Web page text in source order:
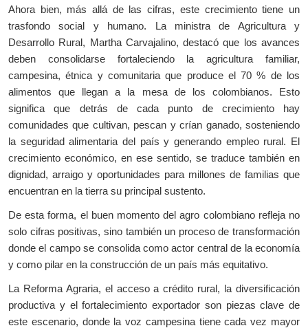
Ahora bien, más allá de las cifras, este crecimiento tiene un
trasfondo social y humano. La ministra de Agricultura y
Desarrollo Rural, Martha Carvajalino, destacó que los avances
deben consolidarse fortaleciendo la agricultura familiar,
campesina, étnica y comunitaria que produce el 70 % de los
alimentos que llegan a la mesa de los colombianos. Esto
significa que detrás de cada punto de crecimiento hay
comunidades que cultivan, pescan y crían ganado, sosteniendo
la seguridad alimentaria del país y generando empleo rural. El
crecimiento económico, en ese sentido, se traduce también en
dignidad, arraigo y oportunidades para millones de familias que
encuentran en la tierra su principal sustento.
De esta forma, el buen momento del agro colombiano refleja no
solo cifras positivas, sino también un proceso de transformación
donde el campo se consolida como actor central de la economía
y como pilar en la construcción de un país más equitativo.
La Reforma Agraria, el acceso a crédito rural, la diversificación
productiva y el fortalecimiento exportador son piezas clave de
este escenario, donde la voz campesina tiene cada vez mayor